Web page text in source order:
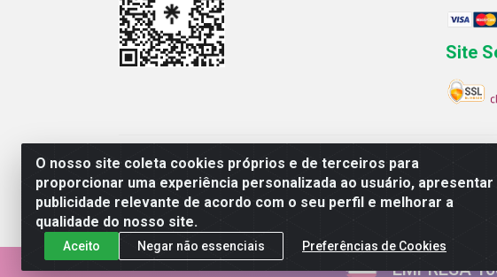
O nosso site coleta cookies próprios e de terceiros para
proporcionar uma experiência personalizada ao usuário, apresentar
publicidade relevante de acordo com o seu perfil e melhorar a
qualidade do nosso site.
Aceito Negar não essenciais Preferências de Cookies
Site
Wilso Distribuidor ltda- Av.
EMPRESA